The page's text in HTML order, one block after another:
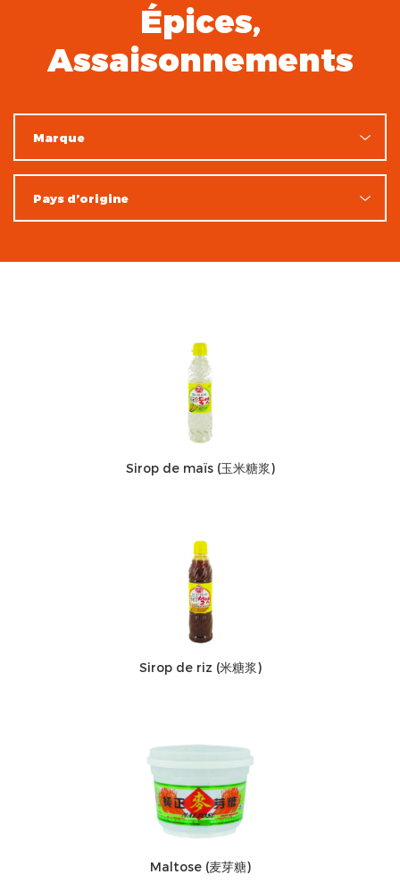
Épices,
Assaisonnements
Sirop de maïs (玉米糖浆)
Sirop de riz (米糖浆)
Maltose (麦芽糖)